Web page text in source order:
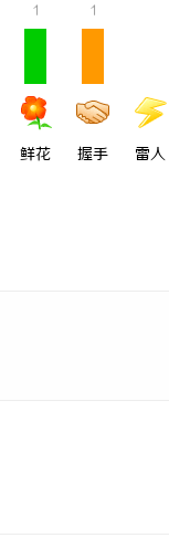
1
鲜花
1
握手 雷人